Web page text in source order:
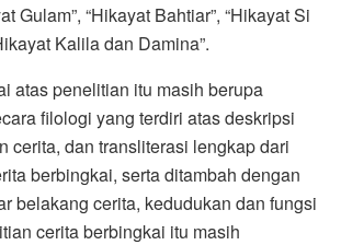
Gulam”, “Hikayat Bahtiar”, “Hikayat Si
Kalila dan Damina”.
atas penelitian itu masih berupa
filologi yang terdiri atas deskripsi
cerita, dan transliterasi lengkap dari
berbingkai, serta ditambah dengan
belakang cerita, kedudukan dan fungsi
cerita berbingkai itu masih